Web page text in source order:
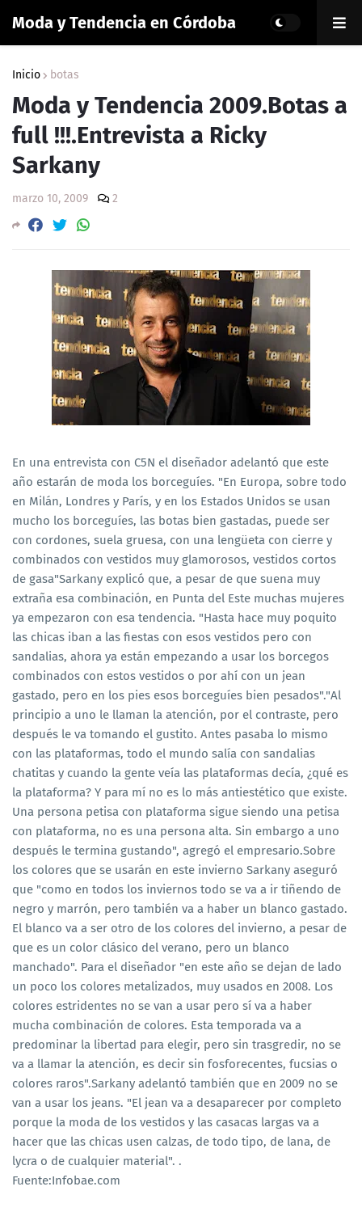
Moda y Tendencia en Córdoba
Inicio botas
Moda y Tendencia 2009.Botas a
full !!!.Entrevista a Ricky
Sarkany
marzo 10, 2009 2
En una entrevista con C5N el diseñador adelantó que este
año estarán de moda los borceguíes. "En Europa, sobre todo
en Milán, Londres y París, y en los Estados Unidos se usan
mucho los borceguíes, las botas bien gastadas, puede ser
con cordones, suela gruesa, con una lengüeta con cierre y
combinados con vestidos muy glamorosos, vestidos cortos
de gasa"Sarkany explicó que, a pesar de que suena muy
extraña esa combinación, en Punta del Este muchas mujeres
ya empezaron con esa tendencia. "Hasta hace muy poquito
las chicas iban a las fiestas con esos vestidos pero con
sandalias, ahora ya están empezando a usar los borcegos
combinados con estos vestidos o por ahí con un jean
gastado, pero en los pies esos borceguíes bien pesados"."Al
principio a uno le llaman la atención, por el contraste, pero
después le va tomando el gustito. Antes pasaba lo mismo
con las plataformas, todo el mundo salía con sandalias
chatitas y cuando la gente veía las plataformas decía, ¿qué es
la plataforma? Y para mí no es lo más antiestético que existe.
Una persona petisa con plataforma sigue siendo una petisa
con plataforma, no es una persona alta. Sin embargo a uno
después le termina gustando", agregó el empresario.Sobre
los colores que se usarán en este invierno Sarkany aseguró
que "como en todos los inviernos todo se va a ir tiñendo de
negro y marrón, pero también va a haber un blanco gastado.
El blanco va a ser otro de los colores del invierno, a pesar de
que es un color clásico del verano, pero un blanco
manchado". Para el diseñador "en este año se dejan de lado
un poco los colores metalizados, muy usados en 2008. Los
colores estridentes no se van a usar pero sí va a haber
mucha combinación de colores. Esta temporada va a
predominar la libertad para elegir, pero sin trasgredir, no se
va a llamar la atención, es decir sin fosforecentes, fucsias o
colores raros".Sarkany adelantó también que en 2009 no se
van a usar los jeans. "El jean va a desaparecer por completo
porque la moda de los vestidos y las casacas largas va a
hacer que las chicas usen calzas, de todo tipo, de lana, de
lycra o de cualquier material". .
Fuente:Infobae.com